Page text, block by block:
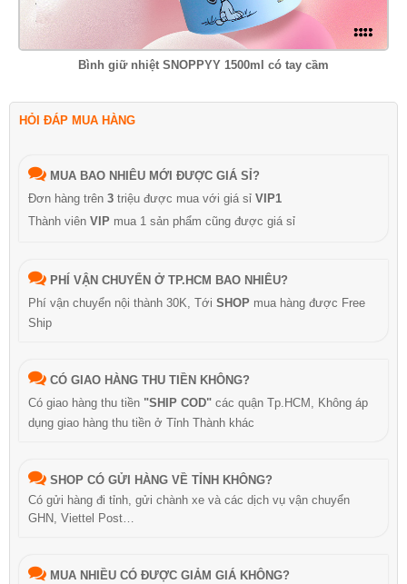
Bình giữ nhiệt SNOPPYY 1500ml có tay cầm
HỎI ĐÁP MUA HÀNG
MUA BAO NHIÊU MỚI ĐƯỢC GIÁ SỈ?
Đơn hàng trên 3 triệu được mua với giá sỉ VIP1
Thành viên VIP mua 1 sản phẩm cũng được giá sỉ
PHÍ VẬN CHUYỂN Ở TP.HCM BAO NHIÊU?
Phí vận chuyển nội thành 30K, Tới SHOP mua hàng được Free
Ship
CÓ GIAO HÀNG THU TIỀN KHÔNG?
Có giao hàng thu tiền "SHIP COD" các quận Tp.HCM, Không áp
dụng giao hàng thu tiền ở Tỉnh Thành khác
SHOP CÓ GỬI HÀNG VỀ TỈNH KHÔNG?
Có gửi hàng đi tỉnh, gửi chành xe và các dịch vụ vận chuyển
GHN, Viettel Post…
MUA NHIỀU CÓ ĐƯỢC GIẢM GIÁ KHÔNG?